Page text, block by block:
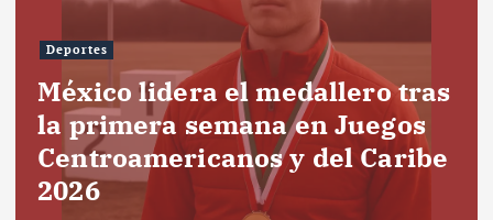
Deportes
México lidera el medallero tras
la primera semana en Juegos
Centroamericanos y del Caribe
2026